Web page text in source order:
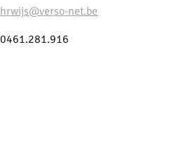
hrwijs@verso-net.be
0461.281.916